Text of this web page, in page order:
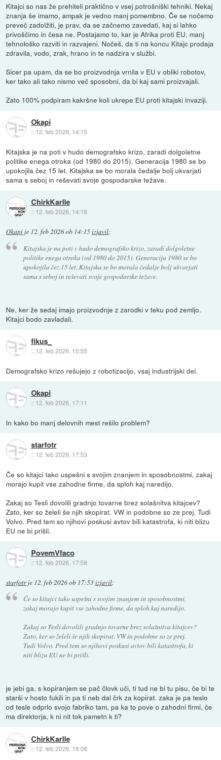
Kitajci so nas že prehiteli praktično v vsej potrošniški tehniki. Nekaj
znanja še imamo, ampak je vedno manj pomembno. Če se nočemo
preveč zadolžiti, je prav, da se začnemo zavedati, kaj si lahko
privoščimo in česa ne. Postajamo to, kar je Afrika proti EU, manj
tehnološko razviti in razvajeni. Nočeš, da ti na koncu Kitajc prodaja
zdravila, vodo, zrak, hrano in te nadzira v službi.
Sicer pa upam, da se bo proizvodnja vrnila v EU v obliki robotov,
ker tako ali tako nismo več sposobni, da bi kaj sami proizvajali.
Zato 100% podpiram kakršne koli ukrepe EU proti kitajski invaziji.
Okapi
:: 12. feb 2026, 14:15
Kitajska je na poti v hudo demografsko krizo, zaradi dolgoletne
politike enega otroka (od 1980 do 2015). Generacija 1980 se bo
upokojila čez 15 let, Kitajska se bo morala čedalje bolj ukvarjati
sama s seboj in reševati svoje gospodarske težave.
ChirkKarlle
:: 12. feb 2026, 14:16
Okapi je 12. feb 2026 ob 14:15izjavil:
Kitajska je na poti v hudo demografsko krizo, zaradi dolgoletne
politike enega otroka (od 1980 do 2015). Generacija 1980 se bo
upokojila čez 15 let, Kitajska se bo morala čedalje bolj ukvarjati
sama s seboj in reševati svoje gospodarske težave.
Ne, ker že sedaj imajo proizvodnje z zarodki v teku pod zemljo.
Kitajci bodo zavladali.
fikus_
:: 12. feb 2026, 15:55
Demografsko krizo rešujejo z robotizacijo, vsaj industrijski del.
Okapi
:: 12. feb 2026, 17:11
In kako bo manj delovnih mest rešilo problem?
starfotr
:: 12. feb 2026, 17:53
Če so kitajci tako uspešni s svojim znanjem in sposobnostmi, zakaj
morajo kupit vse zahodne firme, da sploh kaj naredijo.
Zakaj so Tesli dovolili gradnjo tovarne brez solašnitva kitajcev?
Zato, ker so želeli še njih skopirat. VW in podobne so ze prej. Tudi
Volvo. Pred tem so njihovi poskusi avtov bili katastrofa, ki niti blizu
EU ne bi prišli.
PovemVfaco
:: 12. feb 2026, 17:58
starfotrje 12. feb 2026 ob 17:53izjavil:
Če so kitajci tako uspešni s svojim znanjem in sposobnostmi,
zakaj morajo kupit vse zahodne firme, da sploh kaj naredijo.
Zakaj so Tesli dovolili gradnjo tovarne brez solašnitva kitajcev?
Zato, ker so želeli še njih skopirat. VW in podobne so ze prej.
Tudi Volvo. Pred tem so njihovi poskusi avtov bili katastrofa, ki
niti blizu EU ne bi prišli.
je jebi ga, s kopiranjem se pač človk uči, ti tud ne bi tu pisu, če bi te
starši v hosto fukili in pa ti neb dal črk za kopirat. zaka je pa teslo
od tesle odprlo svojo fabriko tam, pa ka to pove o zahodni firmi, če
ma direktorja, k ni nit tok pametn k ti?
ChirkKarlle
:: 12. feb 2026, 18:08